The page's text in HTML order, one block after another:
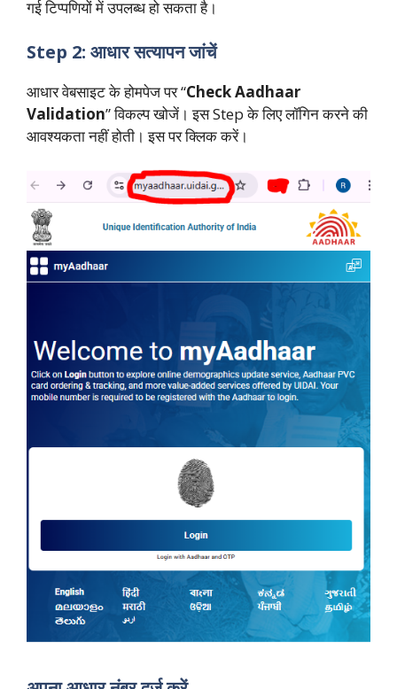
गई टिप्पणियों में उपलब्ध हो सकता है।
Step 2: आधार सत्यापन जांचें
आधार वेबसाइट के होमपेज पर “Check Aadhaar
Validation” विकल्प खोजें। इस Step के लिए लॉगिन करने की
आवश्यकता नहीं होती। इस पर क्लिक करें।